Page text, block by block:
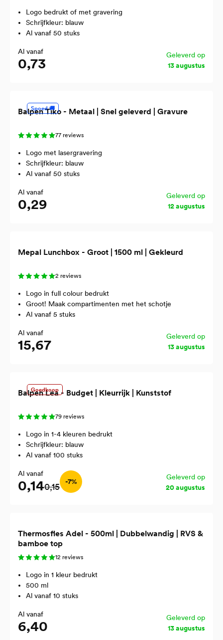
Logo bedrukt of met gravering
Schrijfkleur: blauw
Al vanaf 50 stuks
Al vanaf
0,73
Geleverd op
13 augustus
Spoed 🚚
Balpen Tiko - Metaal | Snel geleverd | Gravure
77 reviews
Logo met lasergravering
Schrijfkleur: blauw
Al vanaf 50 stuks
Al vanaf
0,29
Geleverd op
12 augustus
Mepal Lunchbox - Groot | 1500 ml | Gekleurd
2 reviews
Logo in full colour bedrukt
Groot! Maak compartimenten met het schotje
Al vanaf 5 stuks
Al vanaf
15,67
Geleverd op
13 augustus
Goedkoop
Balpen Lea - Budget | Kleurrijk | Kunststof
79 reviews
Logo in 1-4 kleuren bedrukt
Schrijfkleur: blauw
Al vanaf 100 stuks
Al vanaf
0,140,15 -7%
Geleverd op
20 augustus
Thermosfles Adel - 500ml | Dubbelwandig | RVS &
bamboe top
12 reviews
Logo in 1 kleur bedrukt
500 ml
Al vanaf 10 stuks
Al vanaf
6,40
Geleverd op
13 augustus